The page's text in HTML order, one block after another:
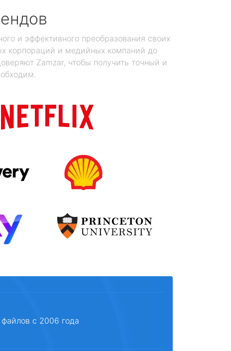
и эффективного преобразования своих
корпораций и медийных компаний до
Zamzar, чтобы получить точный и
с 2006 года